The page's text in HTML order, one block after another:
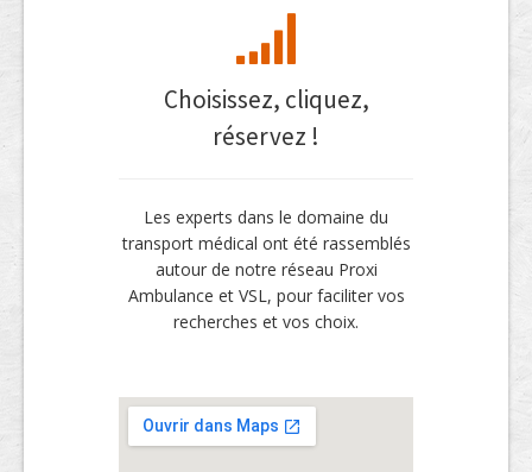
Choisissez, cliquez,
réservez !
Les experts dans le domaine du
transport médical ont été rassemblés
autour de notre réseau Proxi
Ambulance et VSL, pour faciliter vos
recherches et vos choix.